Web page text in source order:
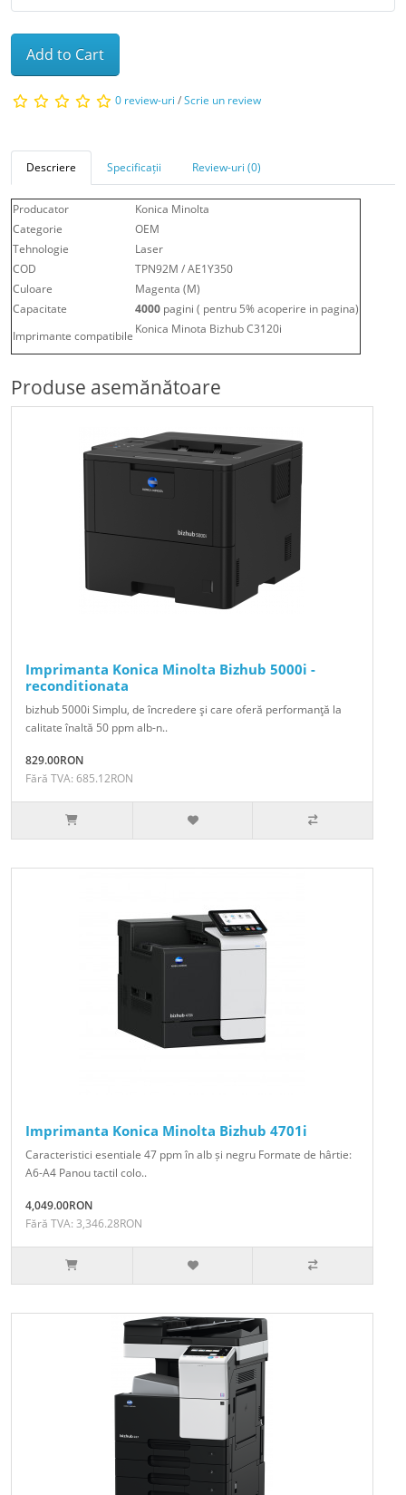
Add to Cart
0 review-uri /Scrie un review
Descriere Specificații Review-uri (0)
Producator
Konica Minolta
Categorie
OEM
Tehnologie
Laser
COD
TPN92M / AE1Y350
Culoare
Magenta (M)
Capacitate
4000 pagini ( pentru 5% acoperire in pagina)
Imprimante compatibile Konica Minota Bizhub C3120i
Produse asemănătoare
Imprimanta Konica Minolta Bizhub 5000i -
reconditionata
bizhub 5000i Simplu, de încredere şi care oferă performanţă la
calitate înaltă 50 ppm alb-n..
829.00RON
Fără TVA: 685.12RON
Imprimanta Konica Minolta Bizhub 4701i
Caracteristici esentiale 47 ppm în alb și negru Formate de hârtie:
A6-A4 Panou tactil colo..
4,049.00RON
Fără TVA: 3,346.28RON